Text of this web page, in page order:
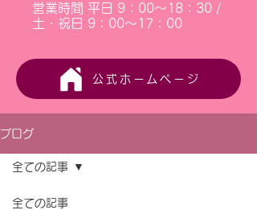
営業時間 平日 9：00～18：30 /
土・祝日 9：00～17：00
公式ホームページ
ブログ
全ての記事
全ての記事